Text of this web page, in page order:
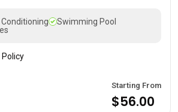
Swimming Pool
Policy
Starting From
$56.00